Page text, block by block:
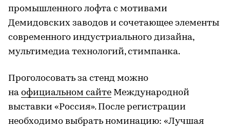
промышленного лофта с мотивами
Демидовских заводов и сочетающее элементы
современного индустриального дизайна,
мультимедиа технологий, стимпанка.
Проголосовать за стенд можно
на официальном сайте Международной
выставки «Россия». После регистрации
необходимо выбрать номинацию: «Лучшая